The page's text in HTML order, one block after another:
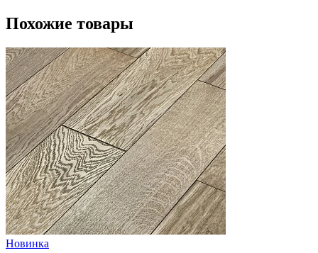
Похожие товары
Новинка